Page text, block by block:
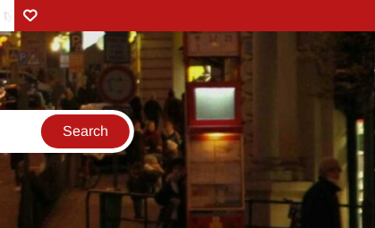
O občerstvení ve vlacích Českých drah je zájem. ČD Minibar
Zonerama